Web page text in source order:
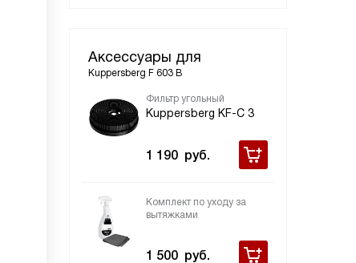
Аксессуары для
Kuppersberg F 603 B
Фильтр угольный
Kuppersberg KF-C 3
1 190 руб.
Комплект по уходу за
вытяжками
1 500 руб.